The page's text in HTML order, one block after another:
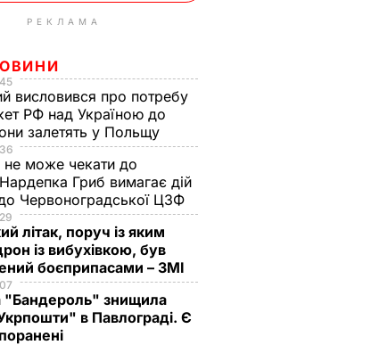
РЕКЛАМА
висловився про потребу
РФ над Україною до
залетять у Польщу
може чекати до
Гриб вимагає дій
Червоноградської ЦЗФ
літак, поруч із яким
із вибухівкою, був
боєприпасами – ЗМІ
"Бандероль" знищила
в Павлограді. Є